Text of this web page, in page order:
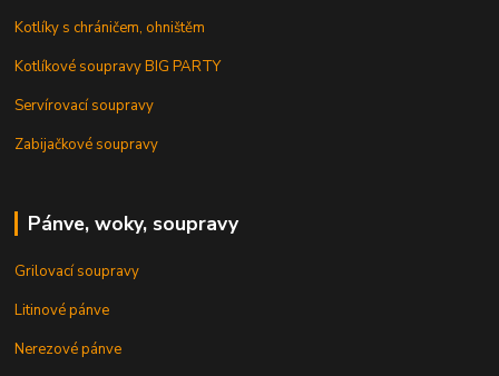
Kotlíky s chráničem, ohništěm
Kotlíkové soupravy BIG PARTY
Servírovací soupravy
Zabijačkové soupravy
Pánve, woky, soupravy
Grilovací soupravy
Litinové pánve
Nerezové pánve